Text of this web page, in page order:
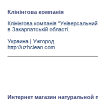
Клінінгова компанія
Клінінгова компанія
в Закарпатській області.
Украина | Ужгород
http://uzhclean.com
Интернет магазин натуральной